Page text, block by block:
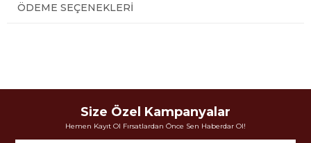
ÖDEME SEÇENEKLERI
Size Özel Kampanyalar
Hemen Kayıt Ol Fırsatlardan Önce Sen Haberdar Ol!